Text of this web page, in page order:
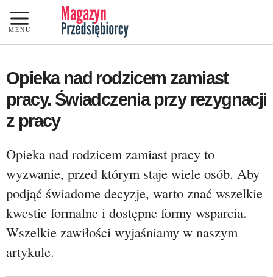
Przejdź
do
treści
MENU
Opieka nad rodzicem zamiast
pracy. Świadczenia przy rezygnacji
z pracy
Opieka nad rodzicem zamiast pracy to
wyzwanie, przed którym staje wiele osób. Aby
podjąć świadome decyzje, warto znać wszelkie
kwestie formalne i dostępne formy wsparcia.
Wszelkie zawiłości wyjaśniamy w naszym
artykule.